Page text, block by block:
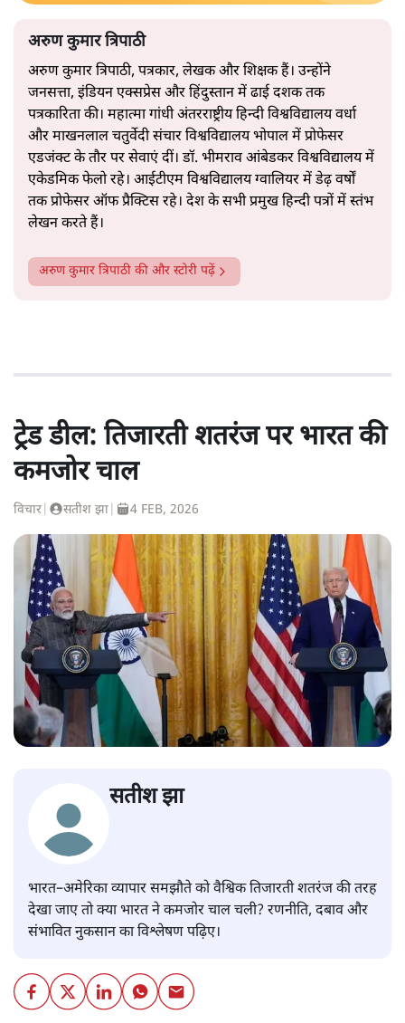
अरुण कुमार त्रिपाठी
अरुण कुमार त्रिपाठी, पत्रकार, लेखक और शिक्षक हैं। उन्होंने
जनसत्ता, इंडियन एक्सप्रेस और हिंदुस्तान में ढाई दशक तक
पत्रकारिता की। महात्मा गांधी अंतरराष्ट्रीय हिन्दी विश्वविद्यालय वर्धा
और माखनलाल चतुर्वेदी संचार विश्वविद्यालय भोपाल में प्रोफेसर
एडजंक्ट के तौर पर सेवाएं दीं। डॉ. भीमराव आंबेडकर विश्वविद्यालय में
एकेडमिक फेलो रहे। आईटीएम विश्वविद्यालय ग्वालियर में डेढ़ वर्षों
तक प्रोफेसर ऑफ प्रैक्टिस रहे। देश के सभी प्रमुख हिन्दी पत्रों में स्तंभ
लेखन करते हैं।
अरुण कुमार त्रिपाठी की और स्टोरी पढ़ें
ट्रेड डील: तिजारती शतरंज पर भारत की
कमजोर चाल
विचार सतीश झा 4 FEB, 2026
सतीश झा
भारत–अमेरिका व्यापार समझौते को वैश्विक तिजारती शतरंज की तरह
देखा जाए तो क्या भारत ने कमजोर चाल चली? रणनीति, दबाव और
संभावित नुकसान का विश्लेषण पढ़िए।